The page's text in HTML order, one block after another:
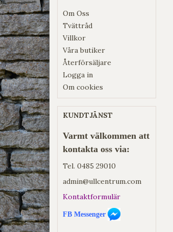
Om Oss
Tvättråd
Villkor
Våra butiker
Återförsäljare
Logga in
Om cookies
KUNDTJÄNST
Varmt välkommen att
kontakta oss via:
Tel. 0485 29010
admin@ullcentrum.com
Kontaktformulär
FB Messenger